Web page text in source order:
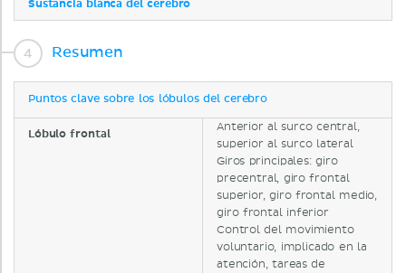
Sustancia blanca del cerebro
Resumen
Puntos clave sobre los lóbulos del cerebro
Lóbulo frontal
Anterior al surco central,
superior al surco lateral
Giros principales: giro
precentral, giro frontal
superior, giro frontal medio,
giro frontal inferior
Control del movimiento
voluntario, implicado en la
atención, tareas de